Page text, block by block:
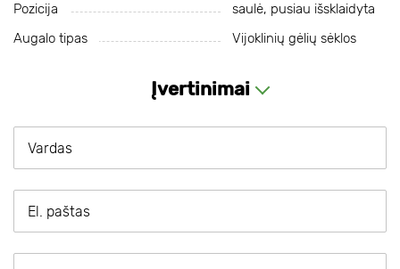
Pozicija
saulė, pusiau išsklaidyta
Augalo tipas
Vijoklinių gėlių sėklos
Įvertinimai